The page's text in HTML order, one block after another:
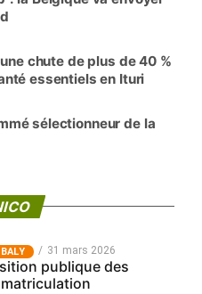
une chute de plus de 40 %
essentiels en Ituri
sélectionneur de la
31 mars 2026
publique des